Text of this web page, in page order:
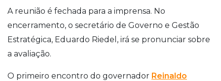
A reunião é fechada para a imprensa. No
encerramento, o secretário de Governo e Gestão
Estratégica, Eduardo Riedel, irá se pronunciar sobre
a avaliação.
O primeiro encontro do governador Reinaldo